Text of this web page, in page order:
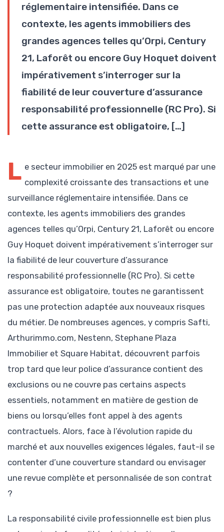
réglementaire intensifiée. Dans ce
contexte, les agents immobiliers des
grandes agences telles qu’Orpi, Century
21, Laforêt ou encore Guy Hoquet doivent
impérativement s’interroger sur la
fiabilité de leur couverture d’assurance
responsabilité professionnelle (RC Pro). Si
cette assurance est obligatoire, […]
L e secteur immobilier en 2025 est marqué par une
complexité croissante des transactions et une
surveillance réglementaire intensifiée. Dans ce
contexte, les agents immobiliers des grandes
agences telles qu’Orpi, Century 21, Laforêt ou encore
Guy Hoquet doivent impérativement s’interroger sur
la fiabilité de leur couverture d’assurance
responsabilité professionnelle (RC Pro). Si cette
assurance est obligatoire, toutes ne garantissent
pas une protection adaptée aux nouveaux risques
du métier. De nombreuses agences, y compris Safti,
Arthurimmo.com, Nestenn, Stephane Plaza
Immobilier et Square Habitat, découvrent parfois
trop tard que leur police d’assurance contient des
exclusions ou ne couvre pas certains aspects
essentiels, notamment en matière de gestion de
biens ou lorsqu’elles font appel à des agents
contractuels. Alors, face à l’évolution rapide du
marché et aux nouvelles exigences légales, faut-il se
contenter d’une couverture standard ou envisager
une revue complète et personnalisée de son contrat
?
La responsabilité civile professionnelle est bien plus